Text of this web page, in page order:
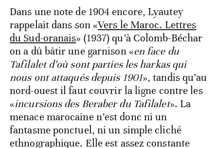
Dans une note de 1904 encore, Lyautey
rappelait dans son «Vers le Maroc. Lettres
du Sud-oranais» (1937) qu’à Colomb-Béchar
on a dû bâtir une garnison «en face du
Tafilalet d’où sont parties les harkas qui
nous ont attaqués depuis 1901», tandis qu’au
nord-ouest il faut couvrir la ligne contre les
«incursions des Beraber du Tafilalet». La
menace marocaine n’est donc ni un
fantasme ponctuel, ni un simple cliché
ethnographique. Elle est assez constante